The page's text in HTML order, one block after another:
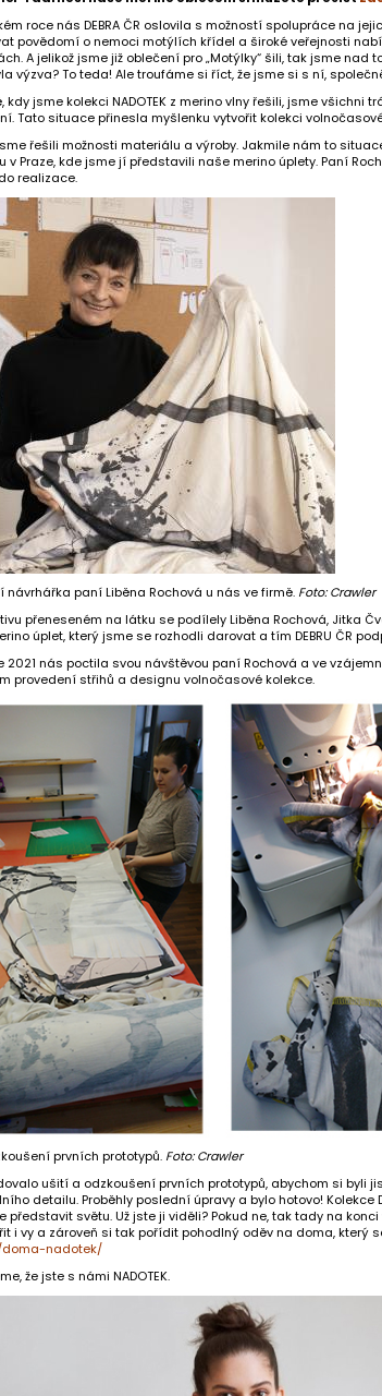
roce nás DEBRA ČR oslovila s možností spolupráce na
povědomí o nemoci motýlích křídel a široké veřejnosti
A jelikož jsme již oblečení pro „Motýlky“ šili, tak jsme
výzva? To teda! Ale troufáme si říct, že jsme si s ní,
kdy jsme kolekci NADOTEK z merino vlny řešili, jsme
Tato situace přinesla myšlenku vytvořit kolekci
řešili možnosti materiálu a výroby. Jakmile nám to
v Praze, kde jsme jí představili naše merino úplety. Paní
realizace.
návrhářka paní Liběna Rochová u nás ve firmě. Foto: Crawler
přeneseném na látku se podílely Liběna Rochová, Jitka
úplet, který jsme se rozhodli darovat a tím DEBRU ČR
2021 nás poctila svou návštěvou paní Rochová a ve
provedení střihů a designu volnočasové kolekce.
prvních prototypů. Foto: Crawler
ušití a odzkoušení prvních prototypů, abychom si byli
detailu. Proběhly poslední úpravy a bylo hotovo! Kolekce
představit světu. Už jste ji viděli? Pokud ne, tak tady na
i vy a zároveň si tak pořídit pohodlný oděv na doma, který
doma-nadotek/
že jste s námi NADOTEK.
750 Kč